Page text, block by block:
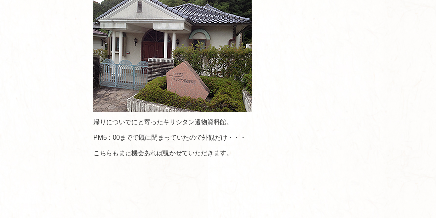
帰りについでにと寄ったキリシタン遺物資料館。
PM5：00までで既に閉まっていたので外観だけ・・・
こちらもまた機会あれば覗かせていただきます。